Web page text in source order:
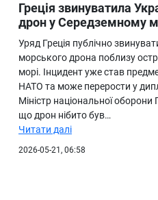
Ukraine
Про нас
Греція звинуватила
дрон у Середземному
Уряд Греція публічно
морського дрона поблизу
морі. Інцидент уже став
НАТО та може перерости у
Міністр національної оборони
що дрон нібито був…
Читати далі
2026-05-21, 06:58